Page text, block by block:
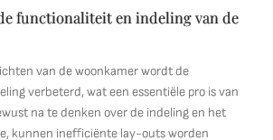
functionaliteit en indeling van de
van de woonkamer wordt de
verbeterd, wat een essentiële pro is van
na te denken over de indeling en het
kunnen inefficiënte lay-outs worden